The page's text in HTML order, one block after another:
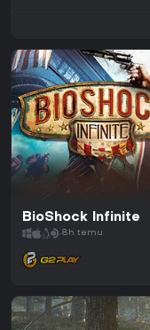
BioShock Infinite
8h temu